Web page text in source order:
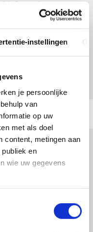
instellingen
je persoonlijke
van
op uw
met als doel
content, metingen aan
en
wie uw gegevens
geografische locatie,
afgerond was.
snel de video voor een
NIEDAX IN DIT
BEKIJK DAN